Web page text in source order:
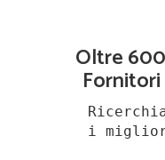
Oltre
i